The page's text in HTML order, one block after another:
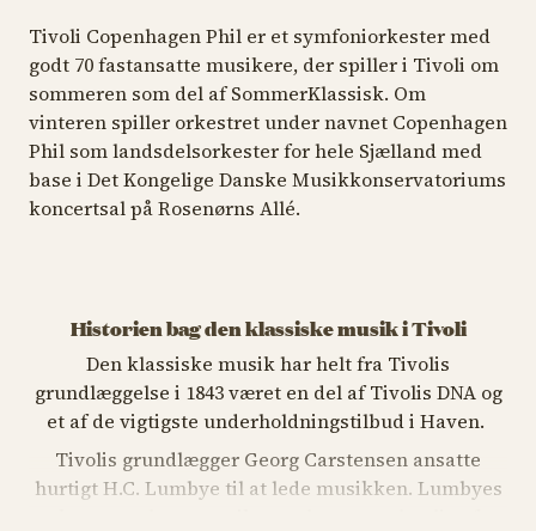
Tivoli Copenhagen Phil er et symfoniorkester med
godt 70 fastansatte musikere, der spiller i Tivoli om
sommeren som del af SommerKlassisk. Om
vinteren spiller orkestret under navnet Copenhagen
Phil som landsdelsorkester for hele Sjælland med
base i Det Kongelige Danske Musikkonservatoriums
koncertsal på Rosenørns Allé.
Historien bag den klassiske musik i Tivoli
Den klassiske musik har helt fra Tivolis
grundlæggelse i 1843 været en del af Tivolis DNA og
et af de vigtigste underholdningstilbud i Haven.
Tivolis grundlægger Georg Carstensen ansatte
hurtigt H.C. Lumbye til at lede musikken. Lumbyes